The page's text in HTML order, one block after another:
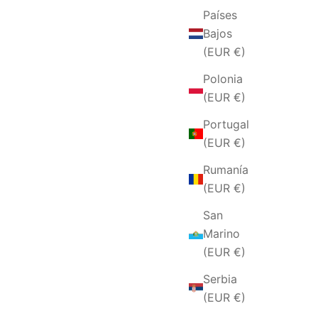
Países
Bajos
(EUR €)
Polonia
(EUR €)
Portugal
(EUR €)
Rumanía
(EUR €)
San
Marino
(EUR €)
Serbia
(EUR €)